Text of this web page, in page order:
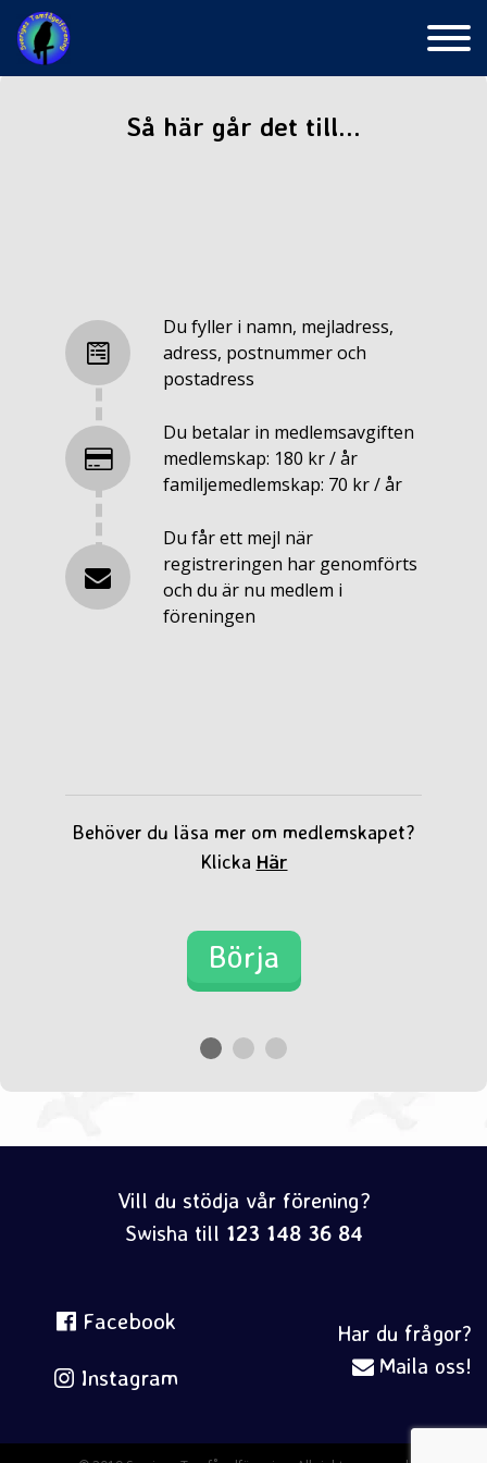
Skip
content
Så här går det till...
Du fyller i namn, mejladress,
adress, postnummer och
postadress
Du betalar in medlemsavgiften
medlemskap: 180 kr / år
familjemedlemskap: 70 kr / år
Du får ett mejl när
registreringen har genomförts
och du är nu medlem i
föreningen
Behöver du läsa mer om medlemskapet?
Klicka Här
Börja
Facebook
Instagram
Har du frågor?
Maila oss!
Vill du stödja vår förening?
Swisha till 123 148 36 84